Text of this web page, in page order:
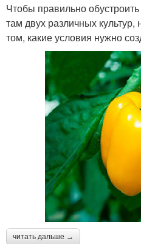
Чтобы правильно
там двух различных
том, какие условия нужно
читать дальше →